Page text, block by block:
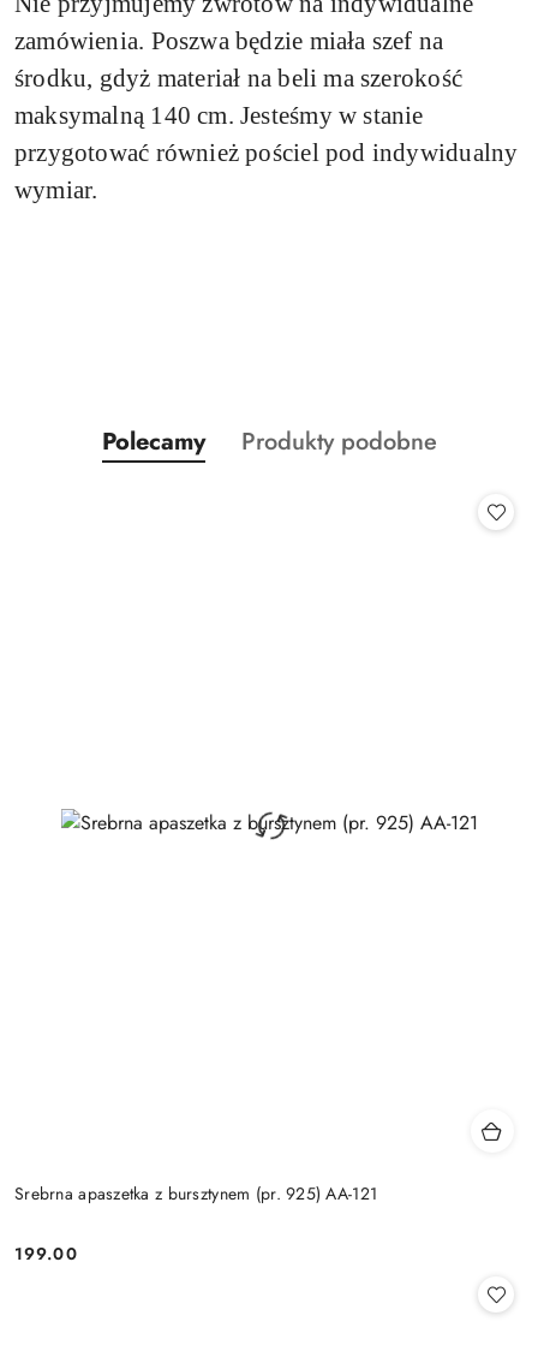
zamówienia. Poszwa będzie miała szef na
środku, gdyż materiał na beli ma szerokość
maksymalną 140 cm. Jesteśmy w stanie
przygotować również pościel pod indywidualny
wymiar.
Pomiń karuzelę produktów
Produkty
o
Polecamy
Produkty
Produkty podobne
Srebrna apaszetka z bursztynem (pr. 925) AA-121
Cena:
199.00